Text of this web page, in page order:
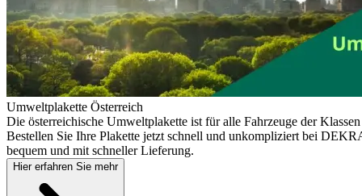
Umweltplakette Österreich
Die österreichische Umweltplakette ist für alle Fahrzeuge der
Bestellen Sie Ihre Plakette jetzt schnell und unkompliziert bei
bequem und mit schneller Lieferung.
Hier erfahren Sie mehr